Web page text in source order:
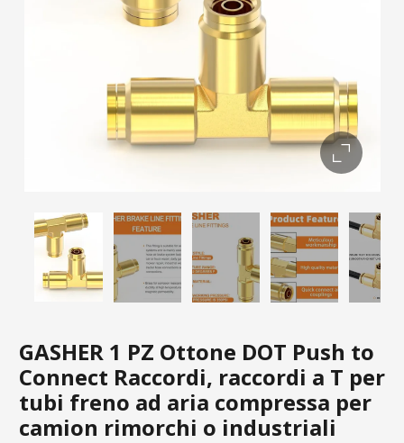
GASHER 1 PZ Ottone DOT Push to
Connect Raccordi, raccordi a T per
tubi freno ad aria compressa per
camion rimorchi o industriali